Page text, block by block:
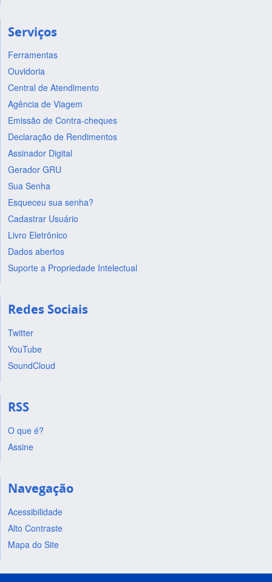
Serviços
Ferramentas
Ouvidoria
Central de Atendimento
Agência de Viagem
Emissão de Contra-cheques
Declaração de Rendimentos
Assinador Digital
Gerador GRU
Sua Senha
Esqueceu sua senha?
Cadastrar Usuário
Livro Eletrônico
Dados abertos
Suporte a Propriedade Intelectual
Redes Sociais
Twitter
YouTube
SoundCloud
RSS
O que é?
Assine
Navegação
Acessibilidade
Alto Contraste
Mapa do Site